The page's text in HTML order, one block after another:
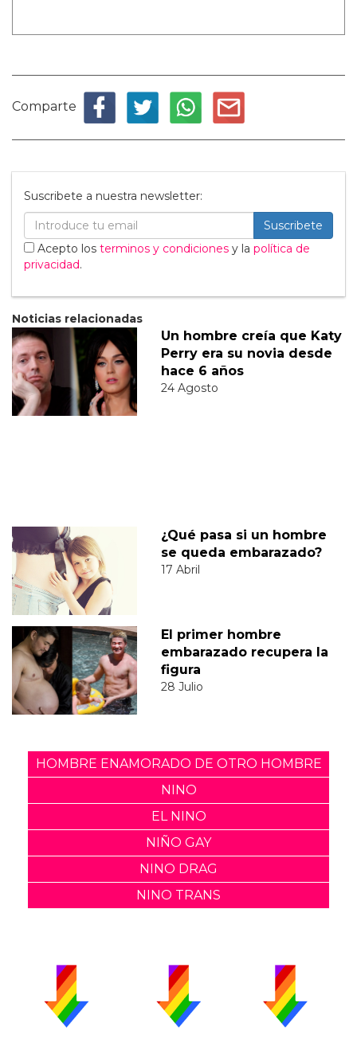
Comparte
Suscribete a nuestra newsletter:
Suscribete
Acepto los terminos y condiciones y la política de
privacidad.
Noticias relacionadas
Un hombre creía que Katy
Perry era su novia desde
hace 6 años
24 Agosto
¿Qué pasa si un hombre
se queda embarazado?
17 Abril
El primer hombre
embarazado recupera la
figura
28 Julio
HOMBRE ENAMORADO DE OTRO HOMBRE
NINO
EL NINO
NIÑO GAY
NINO DRAG
NINO TRANS